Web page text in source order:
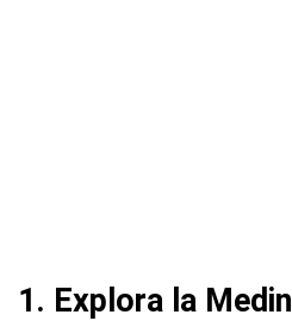
1. Explora la